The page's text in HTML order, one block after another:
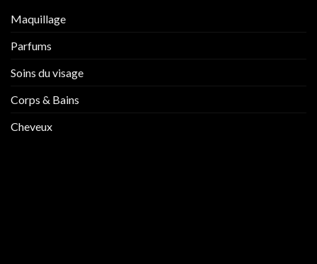
Maquillage
Parfums
Soins du visage
Corps & Bains
Cheveux